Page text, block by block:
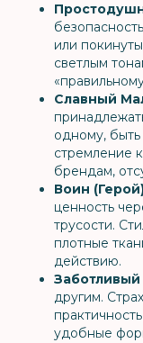
или
светлым
Славный
одному,
стремление
брендам,
Воин
ценность
трусости.
плотные
действию.
другим.
удобные